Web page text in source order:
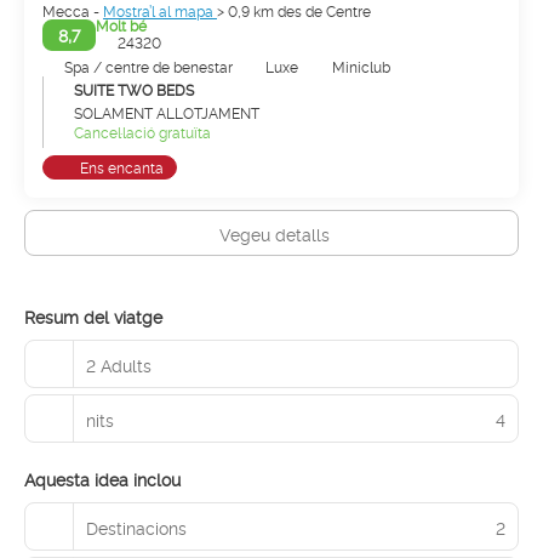
Mecca - Mostra’l al mapa > 0,9 km des de Centre
8,7
Molt bé
24320
Spa / centre de benestar
Luxe
Miniclub
SUITE TWO BEDS
SOLAMENT ALLOTJAMENT
Cancel·lació gratuïta
Ens encanta
Vegeu detalls
Resum del viatge
2 Adults
nits 4
Aquesta idea inclou
Destinacions 2